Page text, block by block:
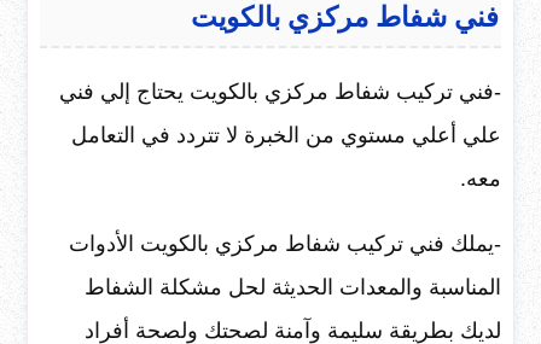
فني شفاط مركزي بالكويت
-فني تركيب شفاط مركزي بالكويت يحتاج إلي فني
علي أعلي مستوي من الخبرة لا تتردد في التعامل
معه.
-يملك فني تركيب شفاط مركزي بالكويت الأدوات
المناسبة والمعدات الحديثة لحل مشكلة الشفاط
لديك بطريقة سليمة وآمنة لصحتك ولصحة أفراد